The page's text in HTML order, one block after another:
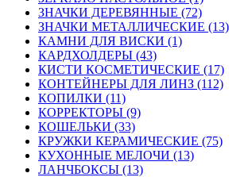
ЗНАЧКИ ДЕРЕВЯННЫЕ (72)
ЗНАЧКИ МЕТАЛЛИЧЕСКИЕ (13)
КАМНИ ДЛЯ ВИСКИ (1)
КАРДХОЛДЕРЫ (43)
КИСТИ КОСМЕТИЧЕСКИЕ (17)
КОНТЕЙНЕРЫ ДЛЯ ЛИНЗ (112)
КОПИЛКИ (11)
КОРРЕКТОРЫ (9)
КОШЕЛЬКИ (33)
КРУЖКИ КЕРАМИЧЕСКИЕ (75)
КУХОННЫЕ МЕЛОЧИ (13)
ЛАНЧБОКСЫ (13)